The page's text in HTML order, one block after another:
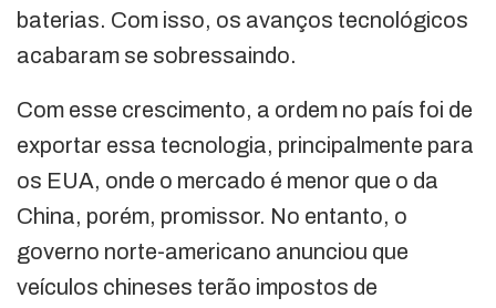
baterias. Com isso, os avanços tecnológicos
acabaram se sobressaindo.
Com esse crescimento, a ordem no país foi de
exportar essa tecnologia, principalmente para
os EUA, onde o mercado é menor que o da
China, porém, promissor. No entanto, o
governo norte-americano anunciou que
veículos chineses terão impostos de